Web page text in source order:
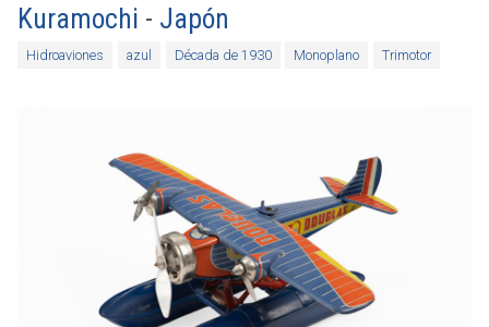
Kuramochi - Japón
Hidroaviones azul Década de 1930 Monoplano Trimotor